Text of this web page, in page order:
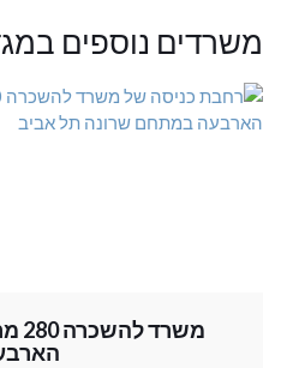
משרדים נוספים